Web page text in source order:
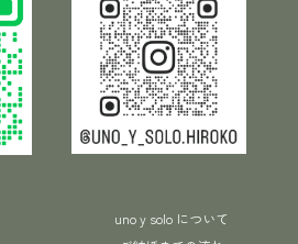
uno y solo について